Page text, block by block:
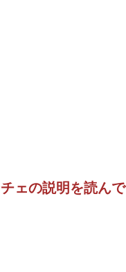
ェの説明を読んで